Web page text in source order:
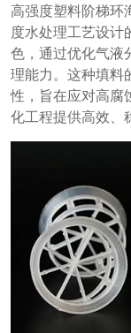
高强度塑料阶梯环
度水处理工艺设计
色，通过优化气液
理能力。这种填料
性，旨在应对高腐
化工程提供高效、